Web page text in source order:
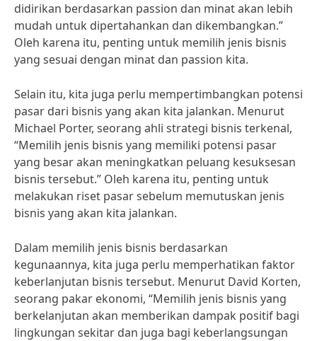
didirikan berdasarkan passion dan minat akan lebih
mudah untuk dipertahankan dan dikembangkan.”
Oleh karena itu, penting untuk memilih jenis bisnis
yang sesuai dengan minat dan passion kita.
Selain itu, kita juga perlu mempertimbangkan potensi
pasar dari bisnis yang akan kita jalankan. Menurut
Michael Porter, seorang ahli strategi bisnis terkenal,
“Memilih jenis bisnis yang memiliki potensi pasar
yang besar akan meningkatkan peluang kesuksesan
bisnis tersebut.” Oleh karena itu, penting untuk
melakukan riset pasar sebelum memutuskan jenis
bisnis yang akan kita jalankan.
Dalam memilih jenis bisnis berdasarkan
kegunaannya, kita juga perlu memperhatikan faktor
keberlanjutan bisnis tersebut. Menurut David Korten,
seorang pakar ekonomi, “Memilih jenis bisnis yang
berkelanjutan akan memberikan dampak positif bagi
lingkungan sekitar dan juga bagi keberlangsungan